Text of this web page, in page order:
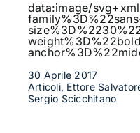
Servizi
Approfondimenti
Contatti
data:image/
30 Aprile 2017
Articoli, Ettore
Sergio Scicchitano